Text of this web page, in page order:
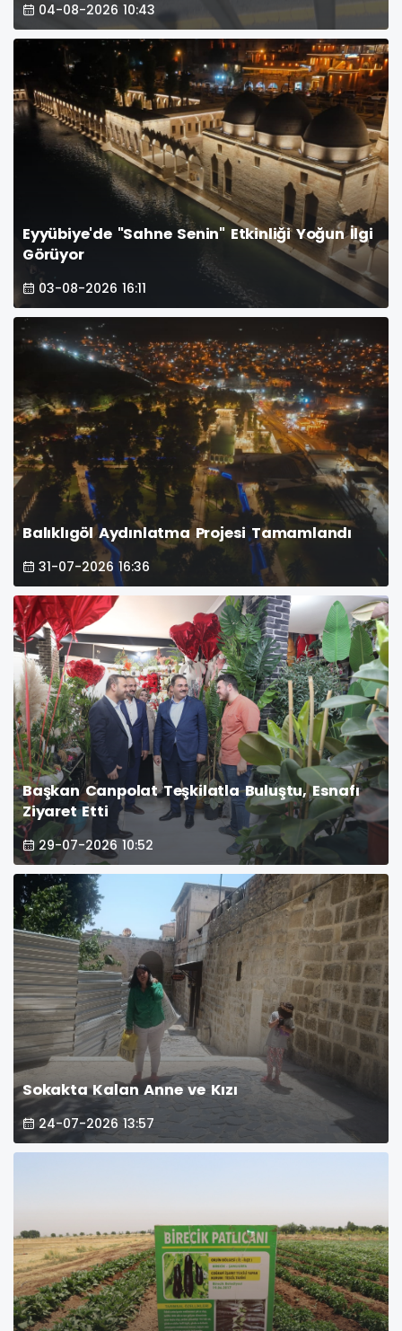
04-08-2026 10:43
Eyyübiye'de "Sahne Senin" Etkinliği Yoğun İlgi
Görüyor
03-08-2026 16:11
Balıklıgöl Aydınlatma Projesi Tamamlandı
31-07-2026 16:36
Başkan Canpolat Teşkilatla Buluştu, Esnafı
Ziyaret Etti
29-07-2026 10:52
Sokakta Kalan Anne ve Kızı
24-07-2026 13:57